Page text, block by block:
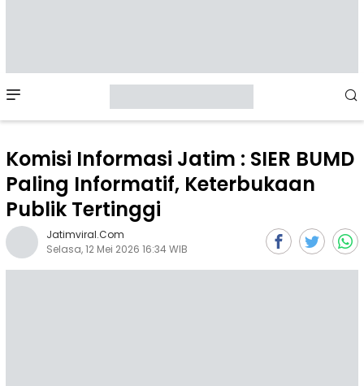
Menu
Komisi Informasi Jatim : SIER BUMD
Paling Informatif, Keterbukaan
Publik Tertinggi
Jatimviral.com
Selasa, 12 Mei 2026 16:34 WIB